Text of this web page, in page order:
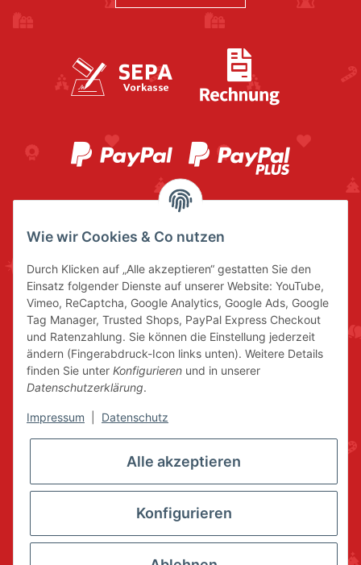
Wie wir Cookies & Co nutzen
Durch Klicken auf „Alle akzeptieren“ gestatten Sie den
Einsatz folgender Dienste auf unserer Website: YouTube,
Vimeo, ReCaptcha, Google Analytics, Google Ads, Google
Tag Manager, Trusted Shops, PayPal Express Checkout
und Ratenzahlung. Sie können die Einstellung jederzeit
ändern (Fingerabdruck-Icon links unten). Weitere Details
finden Sie unter Konfigurieren und in unserer
Datenschutzerklärung.
Impressum Datenschutz
Alle akzeptieren
Konfigurieren